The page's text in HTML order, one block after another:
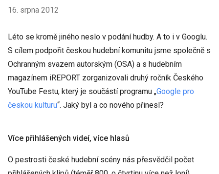
16. srpna 2012
Léto se kromě jiného neslo v podání hudby. A to i v Googlu.
S cílem podpořit českou hudební komunitu jsme společně s
Ochranným svazem autorským (OSA) a s hudebním
magazínem iREPORT zorganizovali druhý ročník Českého
YouTube Festu, který je součástí programu „Google pro
českou kulturu“. Jaký byl a co nového přinesl?
Více přihlášených videí, více hlasů
O pestrosti české hudební scény nás přesvědčil počet